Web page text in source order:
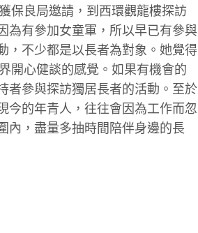
保良局邀請，到西環觀龍樓探訪
為有參加女童軍，所以早已有參與
，不少都是以長者為對象。她覺得
開心健談的感覺。如果有機會的
者參與探訪獨居長者的活動。至於
今的年青人，往往會因為工作而忽
內，盡量多抽時間陪伴身邊的長